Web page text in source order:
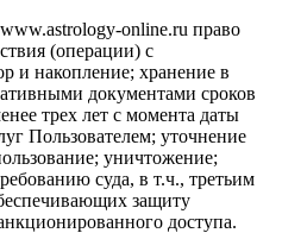
online.ru право
(операции) с
и накопление; хранение в
документами сроков
трех лет с момента даты
Пользователем; уточнение
уничтожение;
суда, в т.ч., третьим
защиту
доступа.